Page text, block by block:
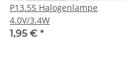
P13.5S Halogenlampe
4.0V/3.4W
1,95 € *